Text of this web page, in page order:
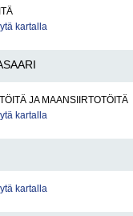
kartalla
JA MAANSIIRTOTÖITÄ
kartalla
kartalla